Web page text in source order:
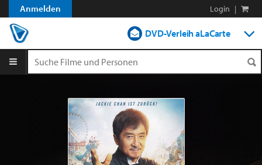
Anmelden Login |
DVD-Verleih aLaCarte
Shop
Blog